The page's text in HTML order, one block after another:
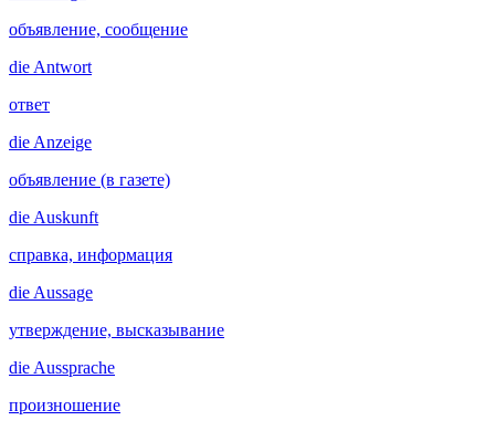
объявление, сообщение
die Antwort
ответ
die Anzeige
объявление (в газете)
die Auskunft
справка, информация
die Aussage
утверждение, высказывание
die Aussprache
произношение